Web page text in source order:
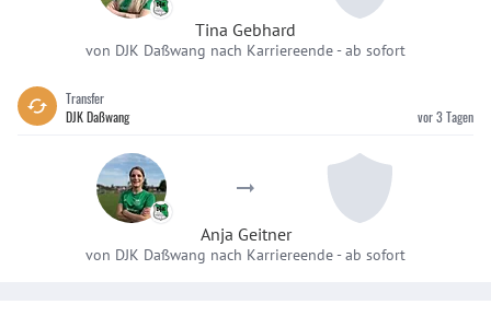
Tina Gebhard
von DJK Daßwang nach Karriereende-ab sofort
Transfer
DJK Daßwang
vor 3 Tagen
Anja Geitner
von DJK Daßwang nach Karriereende-ab sofort